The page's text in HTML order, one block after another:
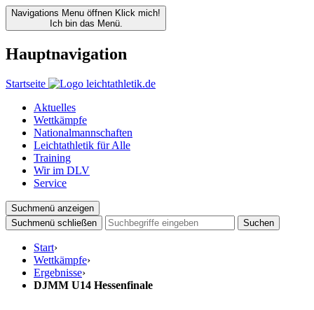
Navigations Menu öffnen Klick mich!
Ich bin das Menü.
Hauptnavigation
Startseite
Aktuelles
Wettkämpfe
Nationalmannschaften
Leichtathletik für Alle
Training
Wir im DLV
Service
Suchmenü anzeigen
Suchmenü schließen
Suchen
Start›
Wettkämpfe›
Ergebnisse›
DJMM U14 Hessenfinale